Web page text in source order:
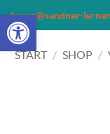
Open toolbar
buero@sandner-
START / SHOP /